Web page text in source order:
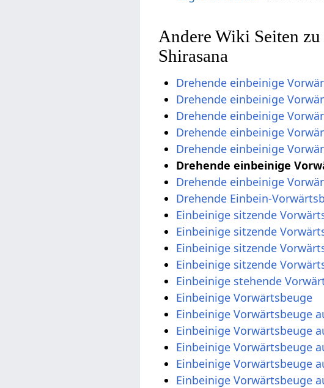
Andere Wiki Seiten
Shirasana
Drehende einbeinige
Drehende einbeinige
Drehende einbeinige
Drehende einbeinige
Drehende einbeinige
Drehende einbeinige
Drehende einbeinige
Drehende Einbein-
Einbeinige sitzende
Einbeinige sitzende
Einbeinige sitzende
Einbeinige sitzende
Einbeinige stehende
Einbeinige Vorwärtsbeuge
Einbeinige Vorwärtsbeuge
Einbeinige Vorwärtsbeuge
Einbeinige Vorwärtsbeuge
Einbeinige Vorwärtsbeuge
Einbeinige Vorwärtsbeuge